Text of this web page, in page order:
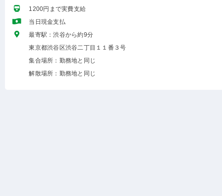
1200円まで実費支給
当日現金支払
最寄駅：渋谷から約9分
東京都渋谷区渋谷二丁目１１番３号
集合場所：勤務地と同じ
解散場所：勤務地と同じ